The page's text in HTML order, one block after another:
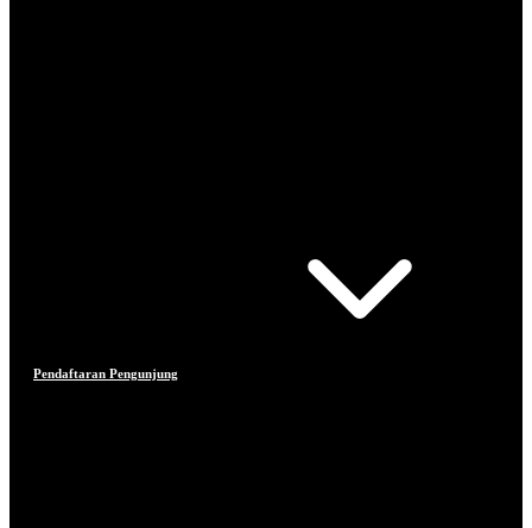
Pendaftaran Pengunjung